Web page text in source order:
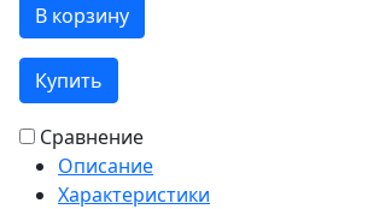
В корзину
Купить
Сравнение
Описание
Характеристики